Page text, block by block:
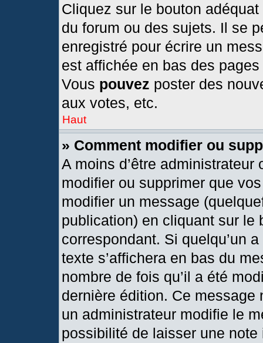
Cliquez sur le bouton
du forum ou des sujets. Il se
enregistré pour écrire un
est affichée en bas des
Vous pouvez poster des
aux votes, etc.
Haut
» Comment modifier ou
A moins d’être
modifier ou supprimer que
modifier un message
publication) en cliquant sur le
correspondant. Si quelqu’un
texte s’affichera en bas du
nombre de fois qu’il a été
dernière édition. Ce message
un administrateur modifie le
possibilité de laisser une